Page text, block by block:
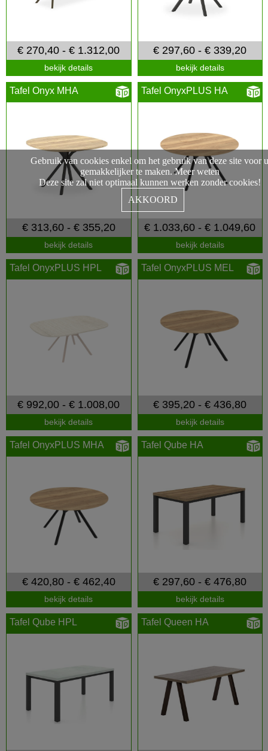
€ 270,40 - € 1.312,00
bekijk details
€ 297,60 - € 339,20
bekijk details
Tafel Onyx MHA
€ 313,60 - € 355,20
bekijk details
Tafel OnyxPLUS HA
€ 1.033,60 - € 1.049,60
bekijk details
Tafel OnyxPLUS HPL
€ 992,00 - € 1.008,00
bekijk details
Tafel OnyxPLUS MEL
€ 395,20 - € 436,80
bekijk details
Tafel OnyxPLUS MHA
€ 420,80 - € 462,40
bekijk details
Tafel Qube HA
€ 297,60 - € 476,80
bekijk details
Tafel Qube HPL Tafel Queen HA
Gebruik van cookies enkel om het gebruik van deze site voor
gemakkelijker te maken.Meer weten
Deze site zal niet optimaal kunnen werken zonder cookies!
AKKOORD